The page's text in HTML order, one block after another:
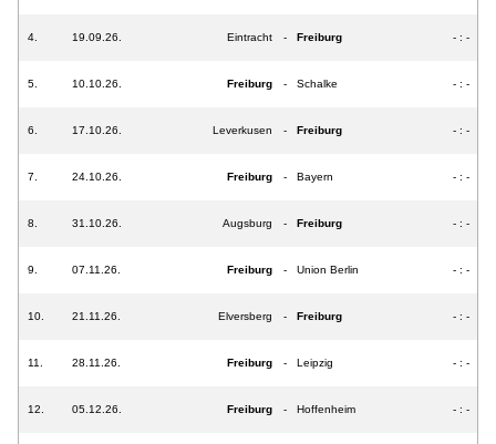
4. 19.09.26. Eintracht - Freiburg - : -
5. 10.10.26. Freiburg - Schalke - : -
6. 17.10.26. Leverkusen - Freiburg - : -
7. 24.10.26. Freiburg - Bayern - : -
8. 31.10.26. Augsburg - Freiburg - : -
9. 07.11.26. Freiburg - Union Berlin - : -
10. 21.11.26. Elversberg - Freiburg - : -
11. 28.11.26. Freiburg - Leipzig - : -
12. 05.12.26. Freiburg - Hoffenheim - : -